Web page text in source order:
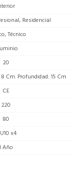
Residencial
Técnico
20
Cm. Profundidad: 15 Cm
CE
220
80
x4
Año